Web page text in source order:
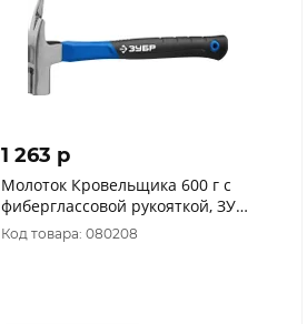
1 263 p
Молоток Кровельщика 600 г с
фиберглассовой рукояткой, ЗУБР
Профессионал 20203 20203_z01
Код товара: 080208